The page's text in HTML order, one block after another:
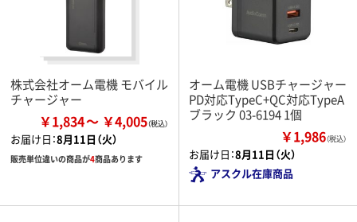
株式会社オーム電機 モバイル
チャージャー
￥1,834 ￥4,005
お届け日：8月11日（火）
販売単位違いの商品が4商品あります
オーム電機 USBチャージャー
PD対応TypeC+QC対応TypeA
ブラック 03-6194 1個
￥1,986（税込）
お届け日：8月11日（火）
アスクル在庫商品